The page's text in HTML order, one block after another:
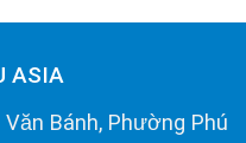
ASIA
Bánh, Phường Phú